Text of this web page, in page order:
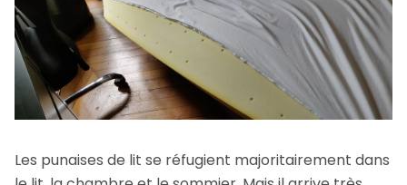
Les punaises de lit se réfugient majoritairement dans